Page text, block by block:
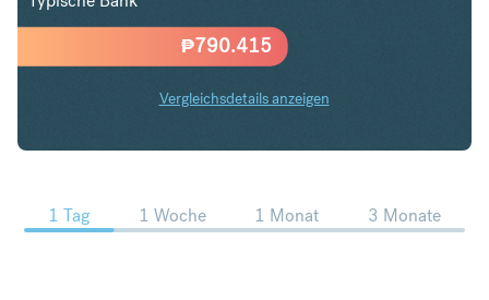
₱790.415
Vergleichsdetails anzeigen
PLN in PHP Trends
1 Tag 1 Woche 1 Monat 3 Monate